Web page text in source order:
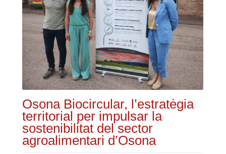
Osona Biocircular, l’estratègia
territorial per impulsar la
sostenibilitat del sector
agroalimentari d’Osona